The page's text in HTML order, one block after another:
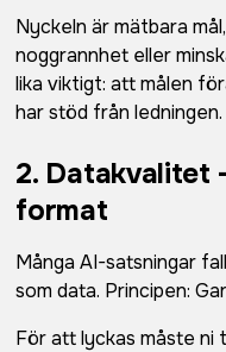
Nyckeln är mätbara
noggrannhet eller
lika viktigt: att målen
har stöd från ledningen.
2.
format
Många AI-satsningar
som data. Principen:
För att lyckas måste ni